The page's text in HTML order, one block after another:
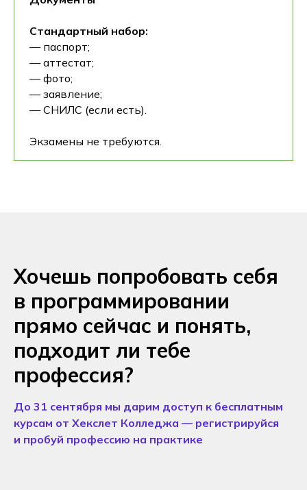
Стандартный набор:
— паспорт;
— аттестат;
— фото;
— заявление;
— СНИЛС (если есть).
Экзамены не требуются.
Хочешь попробовать себя
в программировании
прямо сейчас и понять,
подходит ли тебе
профессия?
До 31 сентября мы дарим доступ к бесплатным
курсам от Хекслет Колледжа — регистрируйся
и пробуй профессию на практике